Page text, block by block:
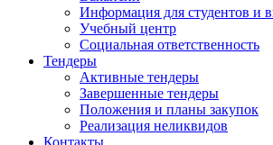
Информация для студентов и
Учебный центр
Социальная ответственность
Тендеры
Активные тендеры
Завершенные тендеры
Положения и планы закупок
Реализация неликвидов
Контакты